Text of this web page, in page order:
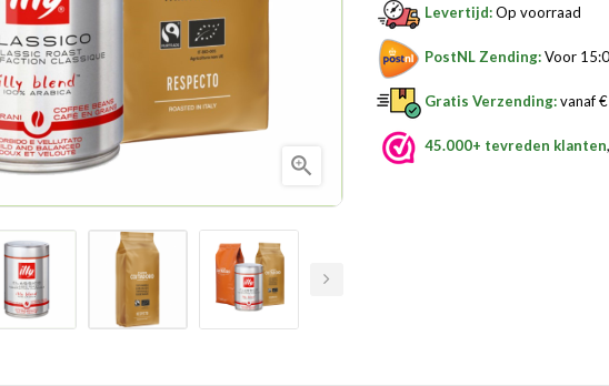

Levertijd:Op voorraad
PostNL Zending:Voor
Gratis Verzending:vanaf
45.000+ tevreden klanten